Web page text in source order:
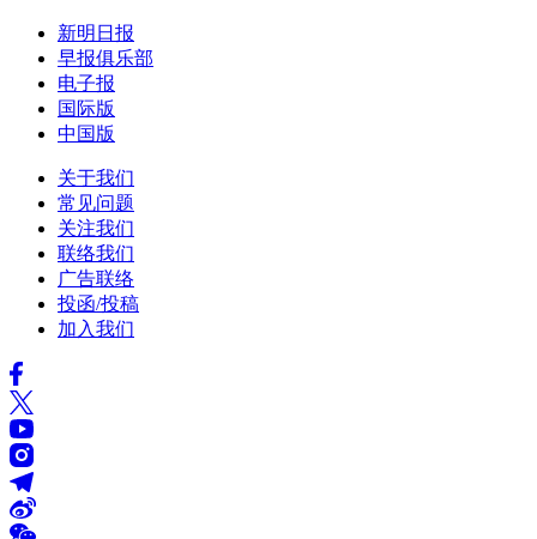
新明日报
早报俱乐部
电子报
国际版
中国版
关于我们
常见问题
关注我们
联络我们
广告联络
投函/投稿
加入我们